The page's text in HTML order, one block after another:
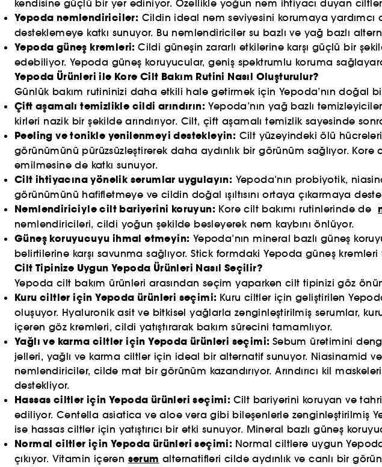
kendisine güçlü bir yer ediniyor. Özellikle yoğun nem ihtiyacı duyan
Yepoda nemlendiriciler: Cildin ideal nem seviyesini korumaya
desteklemeye katkı sunuyor. Bu nemlendiriciler su bazlı ve yağ bazlı
Yepoda güneş kremleri:Cildi güneşin zararlı etkilerine karşı güçlü bir
edebiliyor. Yepoda güneş koruyucular, geniş spektrumlu koruma
Yepoda Ürünleri ile Kore Cilt Bakım Rutini Nasıl Oluşturulur?
Günlük bakım rutininizi daha etkili hale getirmek için Yepoda’nın doğal
Çift aşamalı temizlikle cildi arındırın: Yepoda’nın yağ bazlı
kirleri nazik bir şekilde arındırıyor. Cilt, çift aşamalı temizlik sayesinde
Peeling ve tonikle yenilenmeyi destekleyin: Cilt yüzeyindeki ölü
görünümünü pürüzsüzleştirerek daha aydınlık bir görünüm sağlıyor.
emilmesine de katkı sunuyor.
Cilt ihtiyacına yönelik serumlar uygulayın: Yepoda’nın probiyotik,
görünümünü hafifletmeye ve cildin doğal ışıltısını ortaya çıkarmaya
Nemlendiriciyle cilt bariyerini koruyun: Kore cilt bakımı rutinlerinde de
nemlendiricileri, cildi yoğun şekilde besleyerek nem kaybını önlüyor.
Güneş koruyucuyu ihmal etmeyin: Yepoda’nın mineral bazlı güneş
belirtilerine karşı savunma sağlıyor. Stick formdaki Yepoda güneş
Cilt Tipinize Uygun Yepoda Ürünleri Nasıl Seçilir?
Yepoda cilt bakım ürünleri arasından seçim yaparken cilt tipinizi göz
Kuru ciltler için Yepoda ürünleri seçimi: Kuru ciltler için geliştirilen
oluşuyor. Hyaluronik asit ve bitkisel yağlarla zenginleştirilmiş serumlar,
içeren göz kremleri, cildi yatıştırarak bakım sürecini tamamlıyor.
Yağlı ve karma ciltler için Yepoda ürünleri seçimi: Sebum üretimini
jelleri, yağlı ve karma ciltler için ideal bir alternatif sunuyor. Niasinamid
nemlendiriciler, cilde mat bir görünüm kazandırıyor. Arındırıcı kil
destekliyor.
Hassas ciltler için Yepoda ürünleri seçimi: Cilt bariyerini koruyan ve
ediliyor. Centella asiatica ve aloe vera gibi bileşenlerle zenginleştirilmiş
ise hassas ciltler için yatıştırıcı bir etki sunuyor. Mineral bazlı güneş
Normal ciltler için Yepoda ürünleri seçimi: Normal ciltlere uygun
çıkıyor. Vitamin içeren serum alternatifleri cilde aydınlık ve canlı bir